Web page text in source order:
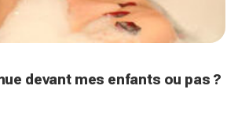
devant mes enfants ou pas ?